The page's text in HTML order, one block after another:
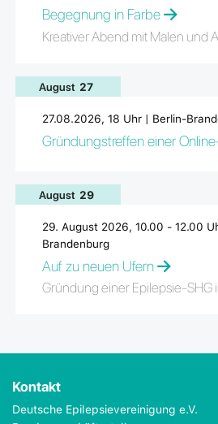
Begegnung in Farbe
Kreativer Abend mit Malen und
August 27
27.08.2026, 18 Uhr | Berlin-
Gründungstreffen einer
August 29
29. August 2026, 10.00 - 12.00
Brandenburg
Auf zu neuen Ufern
Gründung einer Epilepsie-SHG
Kontakt
Deutsche Epilepsievereinigung e.V.